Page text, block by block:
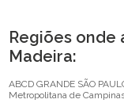
Regiões
Madeira:
ABCD GRANDE SÃO
Metropolitana de